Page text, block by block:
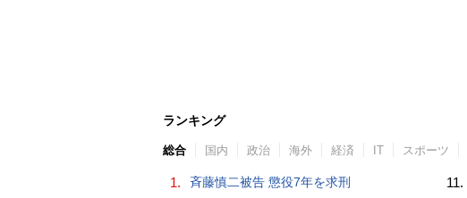
ランキング
総合 国内 政治 海外 経済 IT スポーツ
1. 斉藤慎二被告 懲役7年を求刑 11.